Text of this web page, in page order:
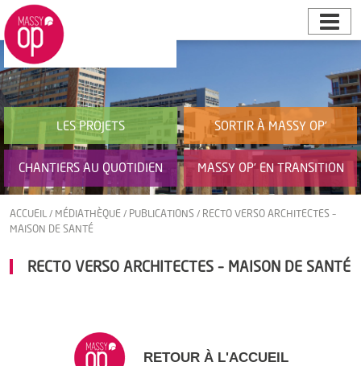
LES PROJETS SORTIR À MASSY OP’
CHANTIERS AU QUOTIDIEN MASSY OP’ EN TRANSITION
ACCUEIL / MÉDIATHÈQUE / PUBLICATIONS / RECTO VERSO ARCHITECTES –
MAISON DE SANTÉ
RECTO VERSO ARCHITECTES – MAISON DE SANTÉ
RETOUR À L'ACCUEIL